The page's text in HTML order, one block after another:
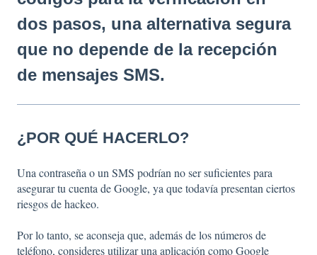
dos pasos, una alternativa segura
que no depende de la recepción
de mensajes SMS.
¿POR QUÉ HACERLO?
Una contraseña o un SMS podrían no ser suficientes para
asegurar tu cuenta de Google, ya que todavía presentan ciertos
riesgos de hackeo.
Por lo tanto, se aconseja que, además de los números de
teléfono, consideres utilizar una aplicación como Google